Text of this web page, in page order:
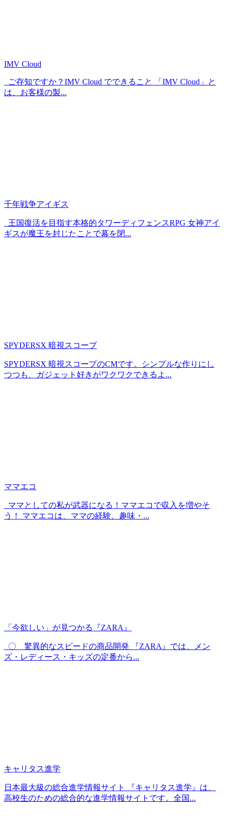
IMV Cloud
ご存知ですか？IMV Cloud でできること 「IMV Cloud」と
は、お客様の製...
千年戦争アイギス
王国復活を目指す本格的タワーディフェンスRPG 女神アイ
ギスが魔王を封じたことで幕を閉...
SPYDERSX 暗視スコープ
SPYDERSX 暗視スコープのCMです。シンプルな作りにし
つつも、ガジェット好きがワクワクできるよ...
ママエコ
ママとしての私が武器になる！ママエコで収入を増やそ
う！ ママエコは、ママの経験、趣味・...
「今欲しい」が見つかる『ZARA』
〇 驚異的なスピードの商品開発 『ZARA』では、メン
ズ・レディース・キッズの定番から...
キャリタス進学
日本最大級の総合進学情報サイト 『キャリタス進学』は、
高校生のための総合的な進学情報サイトです。全国...